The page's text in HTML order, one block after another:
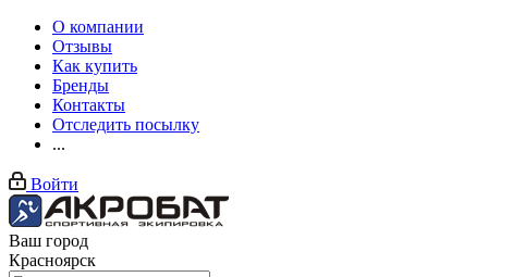
О компании
Отзывы
Как купить
Бренды
Контакты
Отследить посылку
...
Войти
Ваш город
Красноярск